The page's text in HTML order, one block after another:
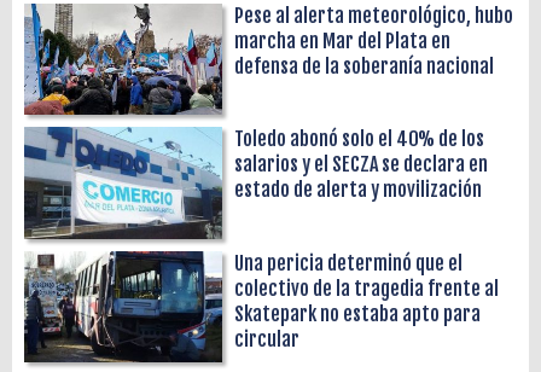
Pese al alerta meteorológico, hubo
marcha en Mar del Plata en
defensa de la soberanía nacional
Toledo abonó solo el 40% de los
salarios y el SECZA se declara en
estado de alerta y movilización
Una pericia determinó que el
colectivo de la tragedia frente al
Skatepark no estaba apto para
circular